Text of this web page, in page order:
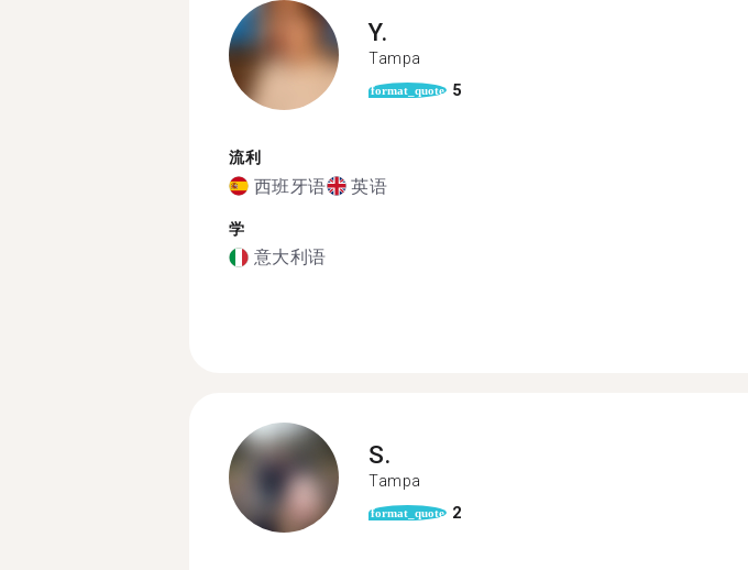
Y.
Tampa
format_quote 5
流利
西班牙语 英语
学
意大利语
S.
Tampa
format_quote 2